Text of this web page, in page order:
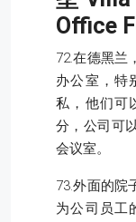
Office
72.在德黑兰
办公室，特
私，他们可
分，公司可
会议室。
73.外面的院
为公司员工